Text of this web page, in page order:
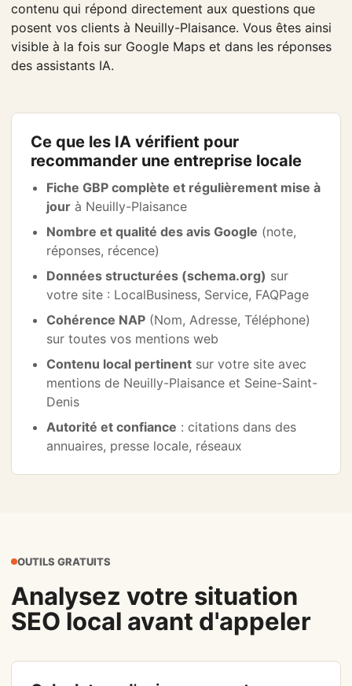
contenu qui répond directement aux questions que
posent vos clients à Neuilly-Plaisance. Vous êtes ainsi
visible à la fois sur Google Maps et dans les réponses
des assistants IA.
Ce que les IA vérifient pour
recommander une entreprise locale
Fiche GBP complète et régulièrement mise à
jour à Neuilly-Plaisance
Nombre et qualité des avis Google (note,
réponses, récence)
Données structurées (schema.org) sur
votre site : LocalBusiness, Service, FAQPage
Cohérence NAP (Nom, Adresse, Téléphone)
sur toutes vos mentions web
Contenu local pertinent sur votre site avec
mentions de Neuilly-Plaisance et Seine-Saint-
Denis
Autorité et confiance : citations dans des
annuaires, presse locale, réseaux
OUTILS GRATUITS
Analysez votre situation
SEO local avant d'appeler